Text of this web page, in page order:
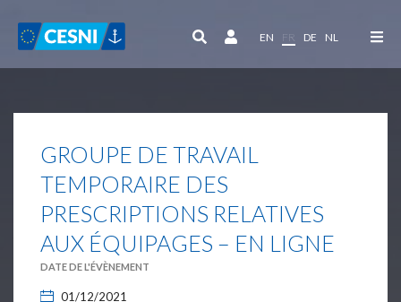
EN FR DE NL
GROUPE DE TRAVAIL
TEMPORAIRE DES
PRESCRIPTIONS RELATIVES
AUX ÉQUIPAGES – EN LIGNE
DATE DE L'ÉVÈNEMENT
01/12/2021